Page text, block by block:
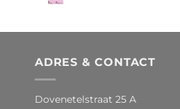
ADRES & CONTACT
Dovenetelstraat 25 A